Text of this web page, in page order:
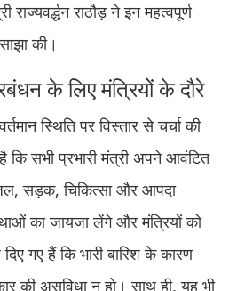
राठौड़ ने इन महत्वपूर्ण
की।
के लिए मंत्रियों के दौरे
स्थिति पर विस्तार से चर्चा की
कि सभी प्रभारी मंत्री अपने आवंटित
सड़क, चिकित्सा और आपदा
का जायजा लेंगे और मंत्रियों को
गए हैं कि भारी बारिश के कारण
की असुविधा न हो। साथ ही, यह भी